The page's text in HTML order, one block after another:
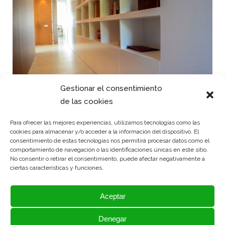
Gestionar el consentimiento
de las cookies
Para ofrecer las mejores experiencias, utilizamos tecnologías como las
cookies para almacenar y/o acceder a la información del dispositivo. El
consentimiento de estas tecnologías nos permitirá procesar datos como el
comportamiento de navegación o las identificaciones únicas en este sitio.
No consentir o retirar el consentimiento, puede afectar negativamente a
ciertas características y funciones.
Aceptar
Denegar
Librerías y escritorios